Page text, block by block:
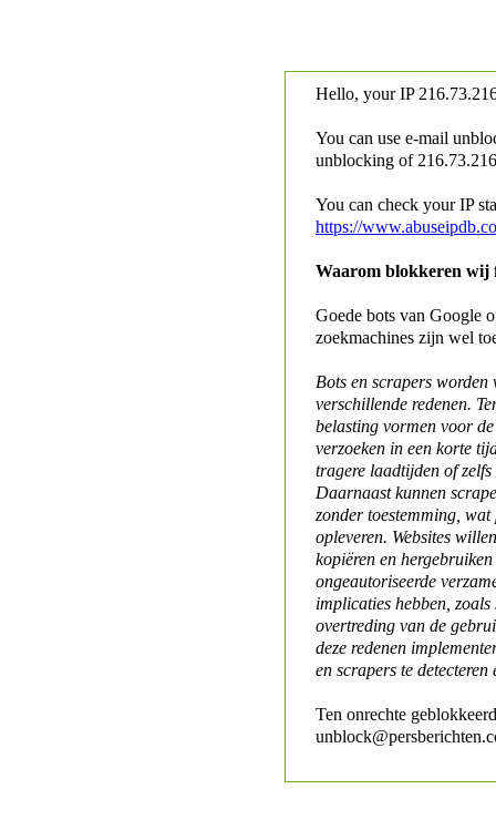
Hello, your IP
You can use e-mail
unblocking of
You can check your IP
https://
Waarom blokkeren wij
Goede bots van Google
zoekmachines zijn wel
Bots en scrapers worden
verschillende redenen.
belasting vormen voor
verzoeken in een korte
tragere laadtijden of
Daarnaast kunnen
zonder toestemming,
opleveren. Websites
kopiëren en
ongeautoriseerde
implicaties hebben,
overtreding van de
deze redenen
en scrapers te detecteren
Ten onrechte